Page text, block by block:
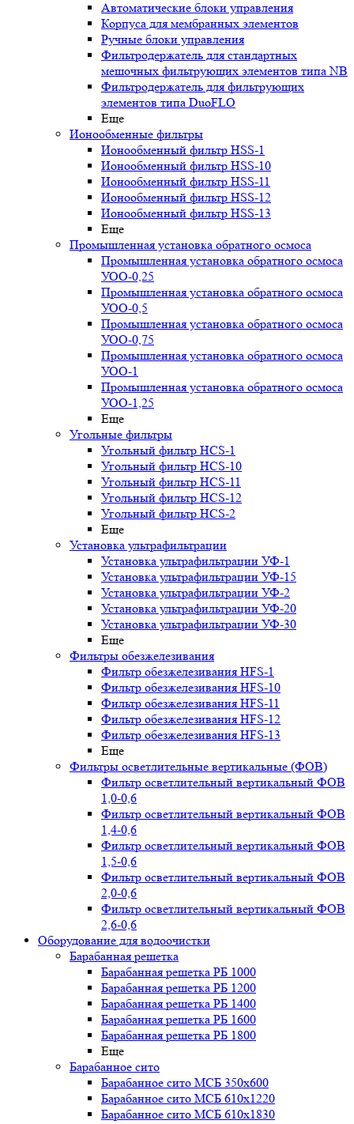
Автоматические блоки управления
Корпуса для мембранных элементов
Ручные блоки управления
Фильтродержатель для стандартных
мешочных фильтрующих элементов типа NB
Фильтродержатель для фильтрующих
элементов типа DuoFLO
Еще
Ионообменные фильтры
Ионообменный фильтр HSS-1
Ионообменный фильтр HSS-10
Ионообменный фильтр HSS-11
Ионообменный фильтр HSS-12
Ионообменный фильтр HSS-13
Еще
Промышленная установка обратного осмоса
Промышленная установка обратного осмоса
УОО-0,25
Промышленная установка обратного осмоса
УОО-0,5
Промышленная установка обратного осмоса
УОО-0,75
Промышленная установка обратного осмоса
УОО-1
Промышленная установка обратного осмоса
УОО-1,25
Еще
Угольные фильтры
Угольный фильтр HСS-1
Угольный фильтр HСS-10
Угольный фильтр HСS-11
Угольный фильтр HСS-12
Угольный фильтр HСS-2
Еще
Установка ультрафильтрации
Установка ультрафильтрации УФ-1
Установка ультрафильтрации УФ-15
Установка ультрафильтрации УФ-2
Установка ультрафильтрации УФ-20
Установка ультрафильтрации УФ-30
Еще
Фильтры обезжелезивания
Фильтр обезжелезивания HFS-1
Фильтр обезжелезивания HFS-10
Фильтр обезжелезивания HFS-11
Фильтр обезжелезивания HFS-12
Фильтр обезжелезивания HFS-13
Еще
Фильтры осветлительные вертикальные (ФОВ)
Фильтр осветлительный вертикальный ФОВ
1,0-0,6
Фильтр осветлительный вертикальный ФОВ
1,4-0,6
Фильтр осветлительный вертикальный ФОВ
1,5-0,6
Фильтр осветлительный вертикальный ФОВ
2,0-0,6
Фильтр осветлительный вертикальный ФОВ
2,6-0,6
Оборудование для водоочистки
Барабанная решетка
Барабанная решетка РБ 1000
Барабанная решетка РБ 1200
Барабанная решетка РБ 1400
Барабанная решетка РБ 1600
Барабанная решетка РБ 1800
Еще
Барабанное сито
Барабанное сито МСБ 350x600
Барабанное сито МСБ 610x1220
Барабанное сито МСБ 610x1830